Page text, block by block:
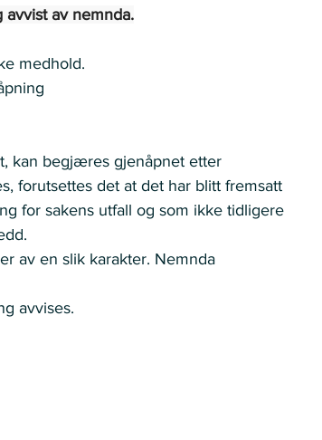
av nemnda.
medhold.
kan begjæres gjenåpnet etter
forutsettes det at det har blitt fremsatt
for sakens utfall og som ikke tidligere
av en slik karakter. Nemnda
avvises.